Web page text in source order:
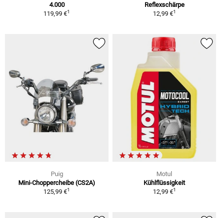
4.000
119,99 €1
Reflexschärpe
12,99 €1
Puig
Mini-Choppercheibe (CS2A)
125,99 €1
Motul
Kühlflüssigkeit
12,99 €1